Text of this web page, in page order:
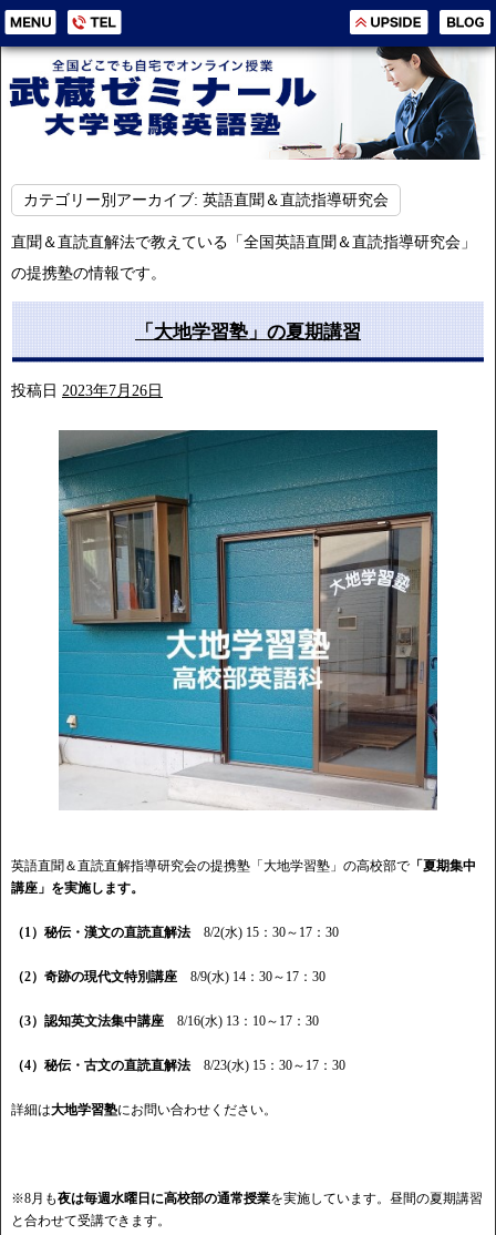
カテゴリー別アーカイブ: 英語直聞＆直読指導研究会
直聞＆直読直解法で教えている「全国英語直聞＆直読指導研究会」
の提携塾の情報です。
「大地学習塾」の夏期講習
投稿日 2023年7月26日
英語直聞＆直読直解指導研究会の提携塾「大地学習塾」の高校部で 「夏期集中
講座」を実施します。
（1）秘伝・漢文の直読直解法 8/2(水) 15：30～17：30
（2）奇跡の現代文特別講座 8/9(水) 14：30～17：30
（3）認知英文法集中講座 8/16(水) 13：10～17：30
（4）秘伝・古文の直読直解法 8/23(水) 15：30～17：30
詳細は大地学習塾にお問い合わせください。
※8月も夜は毎週水曜日に高校部の通常授業を実施しています。昼間の夏期講習
と合わせて受講できます。